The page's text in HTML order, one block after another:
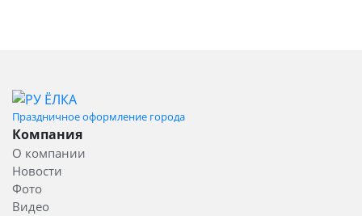
Праздничное оформление города
Компания
О компании
Новости
Фото
Видео